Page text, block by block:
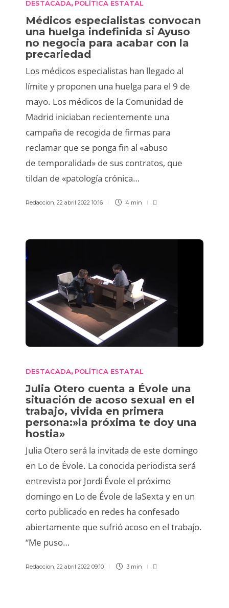
DESTACADA, POLÍTICA ESTATAL
Médicos especialistas convocan
una huelga indefinida si Ayuso
no negocia para acabar con la
precariedad
Los médicos especialistas han llegado al
límite y proponen una huelga para el 9 de
mayo. Los médicos de la Comunidad de
Madrid iniciaban recientemente una
campaña de recogida de firmas para
reclamar que se ponga fin al «abuso
de temporalidad» de sus contratos, que
tildan de «patología crónica…
Redaccion, 22 abril 2022 10:16 4 min
DESTACADA, POLÍTICA ESTATAL
Julia Otero cuenta a Évole una
situación de acoso sexual en el
trabajo, vivida en primera
persona:»la próxima te doy una
hostia»
Julia Otero será la invitada de este domingo
en Lo de Évole. La conocida periodista será
entrevista por Jordi Évole el próximo
domingo en Lo de Évole de laSexta y en un
corto publicado en redes ha confesado
abiertamente que sufrió acoso en el trabajo.
“Me puso…
Redaccion, 22 abril 2022 09:10 3 min